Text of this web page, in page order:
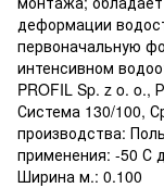
деформации
первоначальную
интенсивном
PROFIL Sp. z o. o.,
Система 130/100,
производства:
применения: -50 С
Ширина м.: 0.100